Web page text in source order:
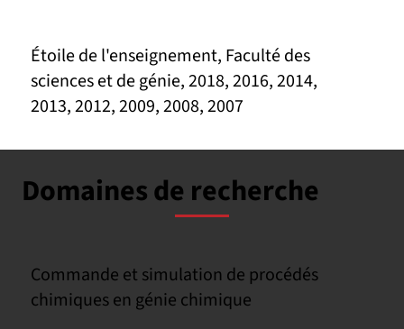
Étoile de l'enseignement, Faculté des
sciences et de génie, 2018, 2016, 2014,
2013, 2012, 2009, 2008, 2007
Domaines de recherche
Commande et simulation de procédés
chimiques en génie chimique